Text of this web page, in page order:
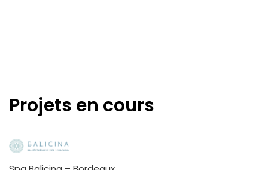
Projets en cours